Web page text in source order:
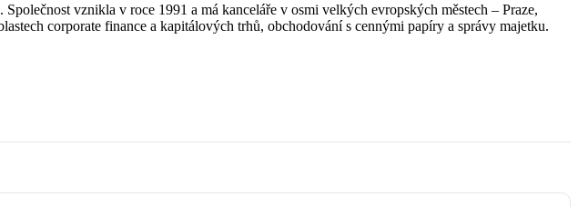
vznikla v roce 1991 a má kanceláře v osmi velkých evropských městech – Praze,
corporate finance a kapitálových trhů, obchodování s cennými papíry a správy majetku.